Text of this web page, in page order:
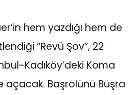
hem yazdığı hem de
“Revü Şov”, 22
Kadıköy’deki Koma
açacak. Başrolünü Büşra